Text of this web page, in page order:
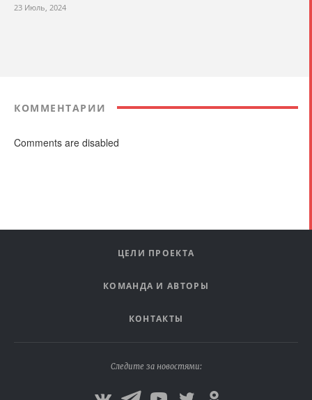
23 Июль, 2024
КОММЕНТАРИИ
Comments are disabled
ЦЕЛИ ПРОЕКТА
КОМАНДА И АВТОРЫ
КОНТАКТЫ
Следите за новостями: